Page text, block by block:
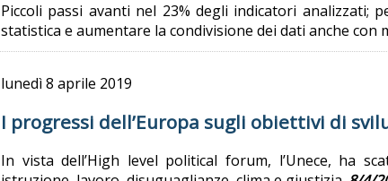
Piccoli passi avanti nel 23% degli indicatori
statistica e aumentare la condivisione dei dati anche con
lunedì8 aprile 2019
I progressi dell’Europa sugli obiettivi di
In vista dell’High level political forum, l’Unece, ha